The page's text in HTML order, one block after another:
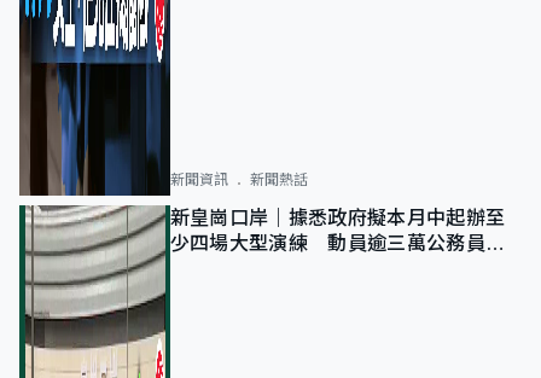
新聞資訊 新聞熱話
新皇崗口岸｜據悉政府擬本月中起辦至
少四場大型演練 動員逾三萬公務員人